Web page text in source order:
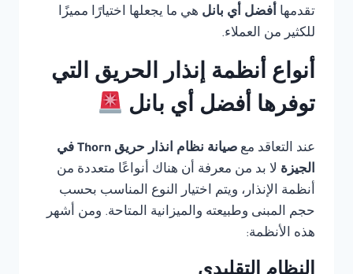
تقدمها أفضل أي بانل هي ما يجعلها اختيارًا مميزًا
للكثير من العملاء.
أنواع أنظمة إنذار الحريق التي
توفرها أفضل أي بانل
عند التعاقد مع
صيانة نظام انذار حريق Thorn في
الجيزة لا بد من معرفة أن هناك أنواعًا متعددة من
أنظمة الإنذار، ويتم اختيار النوع المناسب بحسب
حجم المبنى وطبيعته والميزانية المتاحة. ومن أشهر
هذه الأنظمة: